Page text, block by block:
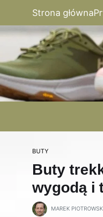
Strona główna
BUTY
Buty
wygodą i
MAREK